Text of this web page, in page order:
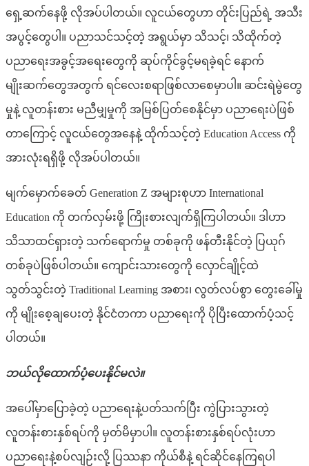
ရှေ့ဆက်နေဖို့ လိုအပ်ပါတယ်။ လူငယ်တွေဟာ တိုင်းပြည်ရဲ့ အသီး
အပွင့်တွေပါ။ ပညာသင်သင့်တဲ့ အရွယ်မှာ သိသင့်၊ သိထိုက်တဲ့
ပညာရေးအခွင့်အရေးတွေကို ဆုပ်ကိုင်ခွင့်မရခဲ့ရင် နောက်
မျိုးဆက်တွေအတွက် ‌ရင်လေးစရာဖြစ်လာစေမှာပါ။ ဆင်းရဲမွဲတွေ
မှုနဲ့ လူတန်းစား မညီမျှမှုကို အမြစ်ပြတ်စေနိုင်မှာ ပညာရေးပဲဖြစ်
တာကြောင့် လူငယ်တွေအနေနဲ့ ထိုက်သင့်တဲ့ Education Access ကို
အားလုံးရရှိဖို့ လိုအပ်ပါတယ်။
‌‌မျက်မှောက်ခေတ် Generation Z အများစုဟာ International
Education ကို တက်လှမ်းဖို့ ကြိုးစားလျက်ရှိကြပါတယ်။ ဒါဟာ
သိသာထင်ရှားတဲ့ သက်ရောက်မှု တစ်ခုကို ဖန်တီးနိုင်တဲ့ ပြယုဂ်
တစ်ခုပဲဖြစ်ပါတယ်။ ကျောင်းသားတွေကို လှောင်ချိုင့်ထဲ
သွတ်သွင်းတဲ့ Traditional Learning အစား၊ လွတ်လပ်စွာ တွေးခေါ်မှု
ကို မျိုးစေ့ချပေးတဲ့ နိုင်ငံတကာ ပညာရေးကို ပိုပြီးထောက်ပံ့သင့်
ပါတယ်။
ဘယ်လိုထောက်ပံ့ပေးနိုင်မလဲ။
အပေါ်မှာပြောခဲ့တဲ့ ပညာရေးနဲ့ပတ်သက်ပြီး ကွဲပြားသွားတဲ့
လူတန်းစားနှစ်ရပ်ကို မှတ်မိမှာပါ။ လူတန်းစားနှစ်ရပ်လုံးဟာ
ပညာရေးနဲ့စပ်လျဉ်းလို့ ပြဿနာ ကိုယ်စီနဲ့ ရင်ဆိုင်နေကြရပါ